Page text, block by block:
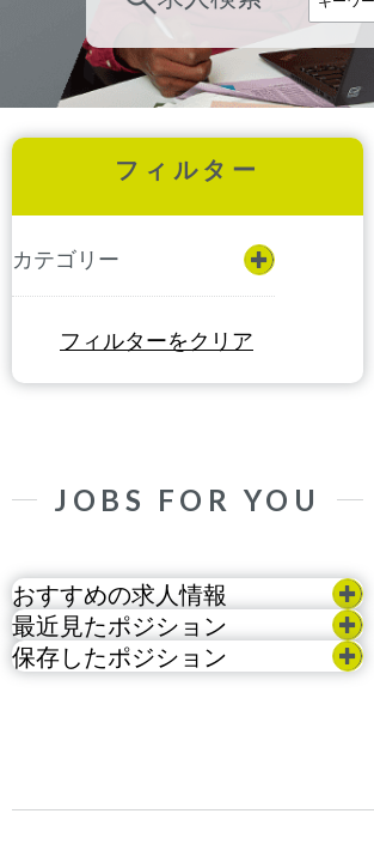
フィルター
カテゴリー
フィルターをクリア
JOBS FOR YOU
おすすめの求人情報
最近見たポジション
保存したポジション